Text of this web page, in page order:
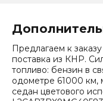
Предлагаем к
поставка из КНР.
топливо: бензин в
одометре 61000
седан цветового